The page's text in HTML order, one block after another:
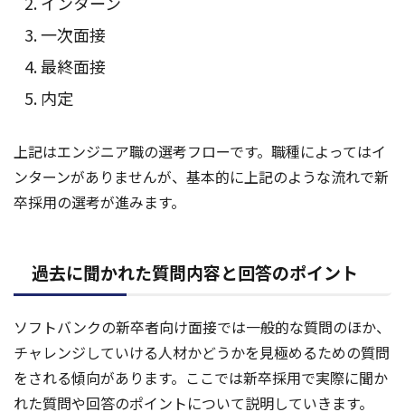
一次面接
最終面接
内定
上記はエンジニア職の選考フローです。職種によってはイ
ンターンがありませんが、基本的に上記のような流れで新
卒採用の選考が進みます。
過去に聞かれた質問内容と回答のポイント
ソフトバンクの新卒者向け面接では一般的な質問のほか、
チャレンジしていける人材かどうかを見極めるための質問
をされる傾向があります。ここでは新卒採用で実際に聞か
れた質問や回答のポイントについて説明していきます。